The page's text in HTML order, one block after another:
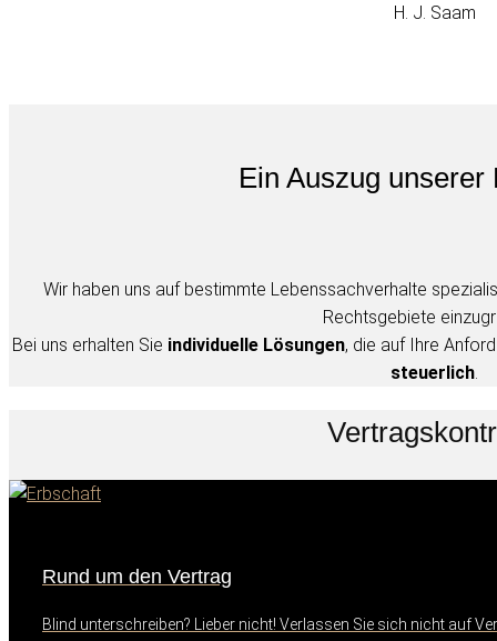
H. J. Saam
Ein Auszug unserer
Wir haben uns auf bestimmte Lebenssachverhalte
Rechtsgebiete
Bei uns erhalten Sie individuelle Lösungen, die auf Ihre
steuerlich
Rund um den Vertrag
Blind unterschreiben? Lieber nicht! Verlassen Sie sich nicht auf